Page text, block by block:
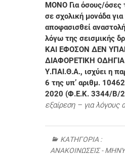
MONO Για όσους/
σε σχολική μονάδα για
αποφασισθεί
λόγω της σεισμικής
ΚΑΙ ΕΦΟΣΟΝ ΔΕΝ
ΔΙΑΦΟΡΕΤΙΚΗ
Υ.ΠΑΙ.Θ.Α., ισχύει η
6 της υπ’ αριθμ.
2020 (Φ.Ε.Κ. 3344/Β/
εξαίρεση – για λόγους
ΚΑΤΗΓΟΡΊΑ :
ΑΝΑΚΟΙΝΏΣΕΙΣ -